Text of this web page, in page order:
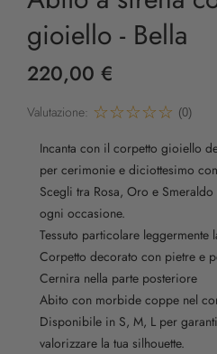
gioiello - Bella
220,00 €
Valutazione: (0)
Incanta con il corpetto gioiello
per cerimonie e diciottesimo
Scegli tra Rosa, Oro e
ogni occasione.
Tessuto particolare leggermente
Corpetto decorato con pietre e
Cernira nella parte posteriore
Abito con morbide coppe nel
Disponibile in S, M, L per
valorizzare la tua silhouette.